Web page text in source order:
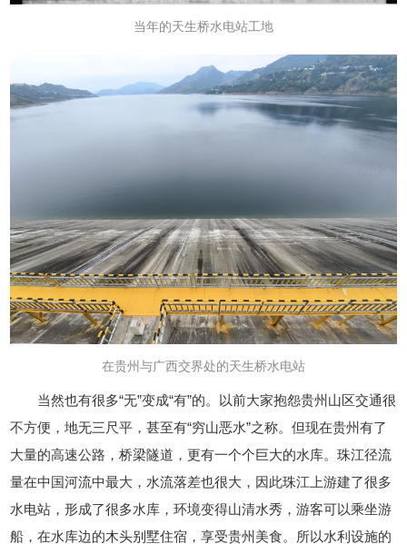
当年的天生桥水电站工地
在贵州与广西交界处的天生桥水电站
当然也有很多“无”变成“有”的。以前大家抱怨贵州山区交通很
不方便，地无三尺平，甚至有“穷山恶水”之称。但现在贵州有了
大量的高速公路，桥梁隧道，更有一个个巨大的水库。珠江径流
量在中国河流中最大，水流落差也很大，因此珠江上游建了很多
水电站，形成了很多水库，环境变得山清水秀，游客可以乘坐游
船，在水库边的木头别墅住宿，享受贵州美食。所以水利设施的